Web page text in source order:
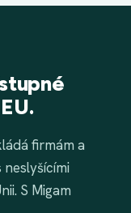
firmám a
S Migam